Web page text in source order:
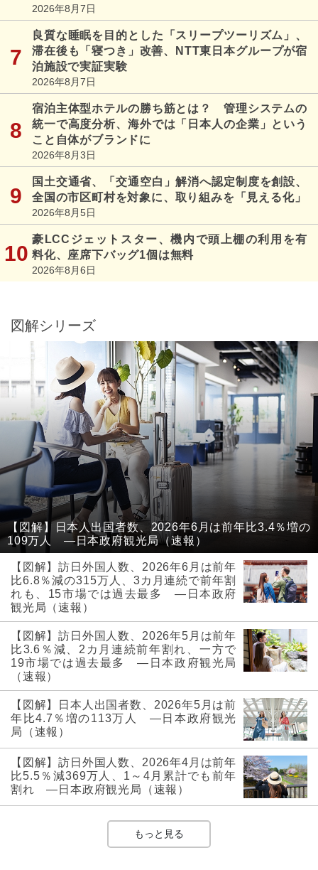
2026年8月7日
良質な睡眠を目的とした「スリープツーリズム」、
滞在後も「寝つき」改善、NTT東日本グループが宿
泊施設で実証実験
2026年8月7日
宿泊主体型ホテルの勝ち筋とは？ 管理システムの
統一で高度分析、海外では「日本人の企業」という
こと自体がブランドに
2026年8月3日
国土交通省、「交通空白」解消へ認定制度を創設、
全国の市区町村を対象に、取り組みを「見える化」
2026年8月5日
豪LCCジェットスター、機内で頭上棚の利用を有
料化、座席下バッグ1個は無料
2026年8月6日
図解シリーズ
【図解】日本人出国者数、2026年6月は前年比3.4％増の
109万人 ―日本政府観光局（速報）
【図解】訪日外国人数、2026年6月は前年
比6.8％減の315万人、3カ月連続で前年割
れも、15市場では過去最多 ―日本政府
観光局（速報）
【図解】訪日外国人数、2026年5月は前年
比3.6％減、2カ月連続前年割れ、一方で
19市場では過去最多 ―日本政府観光局
（速報）
【図解】日本人出国者数、2026年5月は前
年比4.7％増の113万人 ―日本政府観光
局（速報）
【図解】訪日外国人数、2026年4月は前年
比5.5％減369万人、1～4月累計でも前年
割れ ―日本政府観光局（速報）
もっと見る